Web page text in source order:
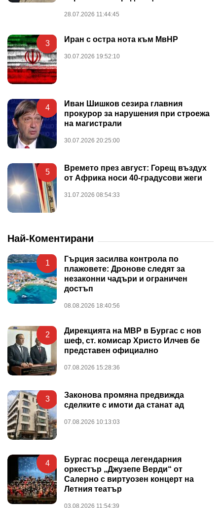
28.07.2026 11:44:45
3 Иран с остра нота към МвНР
30.07.2026 19:52:10
4
Иван Шишков сезира главния
прокурор за нарушения при строежа
на магистрали
30.07.2026 20:25:00
5
Времето през август: Горещ въздух
от Африка носи 40-градусови жеги
31.07.2026 08:54:33
Най-Коментирани
1
Гърция засилва контрола по
плажовете: Дронове следят за
незаконни чадъри и ограничен
достъп
08.08.2026 18:40:56
2
Дирекцията на МВР в Бургас с нов
шеф, ст. комисар Христо Илчев бе
представен официално
07.08.2026 15:28:36
3
Законова промяна предвижда
сделките с имоти да станат ад
07.08.2026 10:13:03
4
Бургас посреща легендарния
оркестър „Джузепе Верди“ от
Салерно с виртуозен концерт на
Летния театър
03.08.2026 11:54:39